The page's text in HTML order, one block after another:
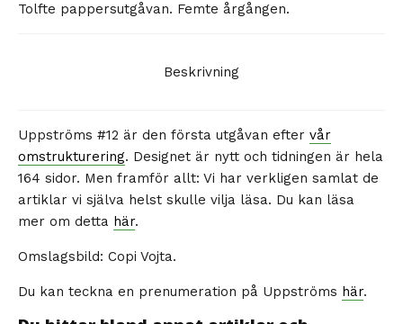
Tolfte pappersutgåvan. Femte årgången.
Beskrivning
Uppströms #12 är den första utgåvan efter vår
omstrukturering. Designet är nytt och tidningen är hela
164 sidor. Men framför allt: Vi har verkligen samlat de
artiklar vi själva helst skulle vilja läsa. Du kan läsa
mer om detta här.
Omslagsbild: Copi Vojta.
Du kan teckna en prenumeration på Uppströms här.